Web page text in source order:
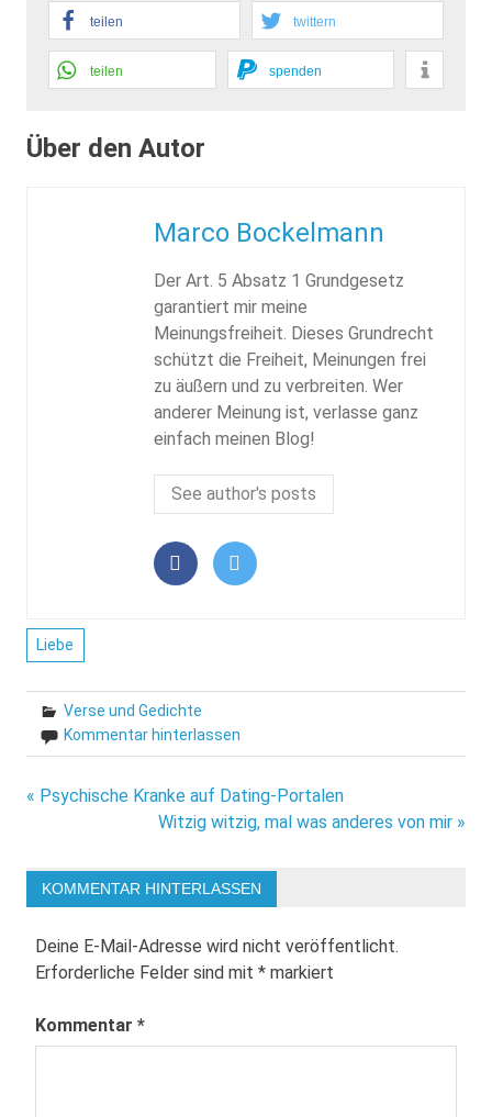
teilen twittern
teilen spenden
Über den Autor
Marco Bockelmann
Der Art. 5 Absatz 1 Grundgesetz
garantiert mir meine
Meinungsfreiheit. Dieses Grundrecht
schützt die Freiheit, Meinungen frei
zu äußern und zu verbreiten. Wer
anderer Meinung ist, verlasse ganz
einfach meinen Blog!
See author's posts
Liebe
Verse und Gedichte
Kommentar hinterlassen
Beitragsnavigation
« Psychische Kranke auf Dating-Portalen
Witzig witzig, mal was anderes von mir »
KOMMENTAR HINTERLASSEN
Deine E-Mail-Adresse wird nicht veröffentlicht.
Erforderliche Felder sind mit * markiert
Kommentar *